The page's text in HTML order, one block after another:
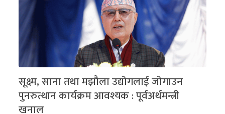
सूक्ष्म, साना तथा मझौला उद्योगलाई जोगाउन
पुनरुत्थान कार्यक्रम आवश्यक : पूर्वअर्थमन्त्री
खनाल